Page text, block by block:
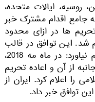
چین، روسیه، ایالات متحده،
جامع اقدام مشترک خبر
ها در ازای محدود
شد. این توافق در قالب
اصلی خود حتی سه سال دوام هم نیاورد: در ماه مه 2018،
از آن و اعاده تحریم
را اعلام کرد. ایران از
توافق خبر داد.